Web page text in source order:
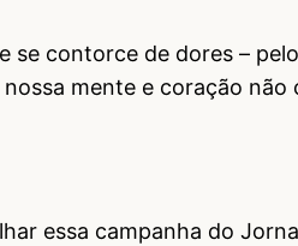
se contorce de dores –
mente e coração não
essa campanha do